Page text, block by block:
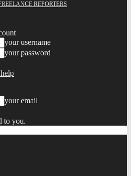
REPORTERS
your username
your password
your email
to you.